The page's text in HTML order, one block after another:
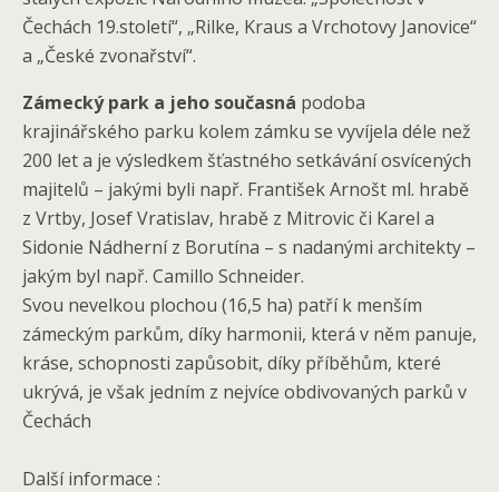
Čechách 19.století“, „Rilke, Kraus a Vrchotovy Janovice“
a „České zvonařství“.
Zámecký park a jeho současná podoba
krajinářského parku kolem zámku se vyvíjela déle než
200 let a je výsledkem šťastného setkávání osvícených
majitelů – jakými byli např. František Arnošt ml. hrabě
z Vrtby, Josef Vratislav, hrabě z Mitrovic či Karel a
Sidonie Nádherní z Borutína – s nadanými architekty –
jakým byl např. Camillo Schneider.
Svou nevelkou plochou (16,5 ha) patří k menším
zámeckým parkům, díky harmonii, která v něm panuje,
kráse, schopnosti zapůsobit, díky příběhům, které
ukrývá, je však jedním z nejvíce obdivovaných parků v
Čechách
Další informace :